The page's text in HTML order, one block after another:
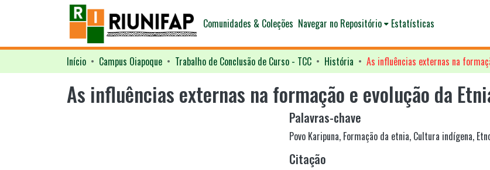
Comunidades & Coleções Navegar no Repositório Estatísticas
Início Campus Oiapoque Trabalho de Conclusão de Curso - TCC História
As influências externas na formação e evolução da
Palavras-chave
Povo Karipuna, Formação da etnia, Cultura indígena,
Citação